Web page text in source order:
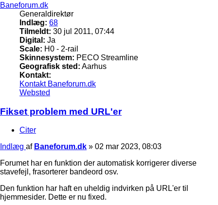
Baneforum.dk
Generaldirektør
Indlæg: 68
Tilmeldt: 30 jul 2011, 07:44
Digital: Ja
Scale: H0 - 2-rail
Skinnesystem: PECO Streamline
Geografisk sted: Aarhus
Kontakt:
Kontakt Baneforum.dk
Websted
Fikset problem med URL'er
Citer
Indlæg af Baneforum.dk » 02 mar 2023, 08:03
Forumet har en funktion der automatisk korrigerer diverse
stavefejl, frasorterer bandeord osv.
Den funktion har haft en uheldig indvirken på URL'er til
hjemmesider. Dette er nu fixed.